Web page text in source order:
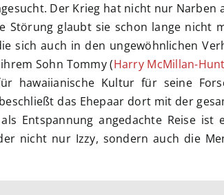
Der Krieg hat nicht nur Narben
Störung glaubt sie schon lange nicht
sich auch in den ungewöhnlichen
Sohn Tommy (Harry McMillan-Hunt
hawaiianische Kultur für seine
das Ehepaar dort mit der
Entspannung angedachte Reise
nicht nur Izzy, sondern auch die